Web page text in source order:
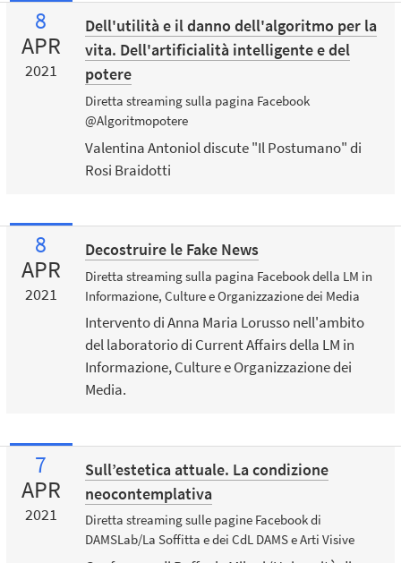
8
APR
2021
Dell'utilità e il danno dell'algoritmo per la
vita. Dell'artificialità intelligente e del
potere
Diretta streaming sulla pagina Facebook
@Algoritmopotere
Valentina Antoniol discute "Il Postumano" di
Rosi Braidotti
8
APR
2021
Decostruire le Fake News
Diretta streaming sulla pagina Facebook della LM in
Informazione, Culture e Organizzazione dei Media
Intervento di Anna Maria Lorusso nell'ambito
del laboratorio di Current Affairs della LM in
Informazione, Culture e Organizzazione dei
Media.
7
APR
2021
Sull’estetica attuale. La condizione
neocontemplativa
Diretta streaming sulle pagine Facebook di
DAMSLab/La Soffitta e dei CdL DAMS e Arti Visive